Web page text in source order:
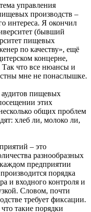
управления
производств –
интереса. Я окончил
(бывший
пищевых
по качеству», ещё
концерне,
что все нюансы и
мне не понаслышке.
аудитов пищевых
этих
общих проблем
хлеб ли, молоко ли,
– это
разнообразных
предприятии
порядка
и входного контроля и
Словом, почти
требует фиксации.
такие порядки